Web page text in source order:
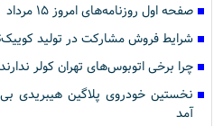
صفحه اول روزنامه‌های امروز ۱۵ مرداد
شرایط فروش مشارکت در تولید کوییکS سایپا
چرا برخی اتوبوس‌های تهران کولر
نخستین خودروی پلاگین هیبریدی
آمد